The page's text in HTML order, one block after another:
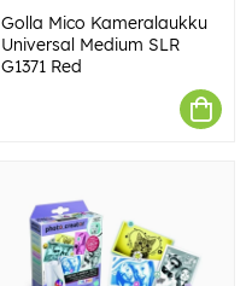
Golla Mico Kameralaukku
Universal Medium SLR
G1371 Red